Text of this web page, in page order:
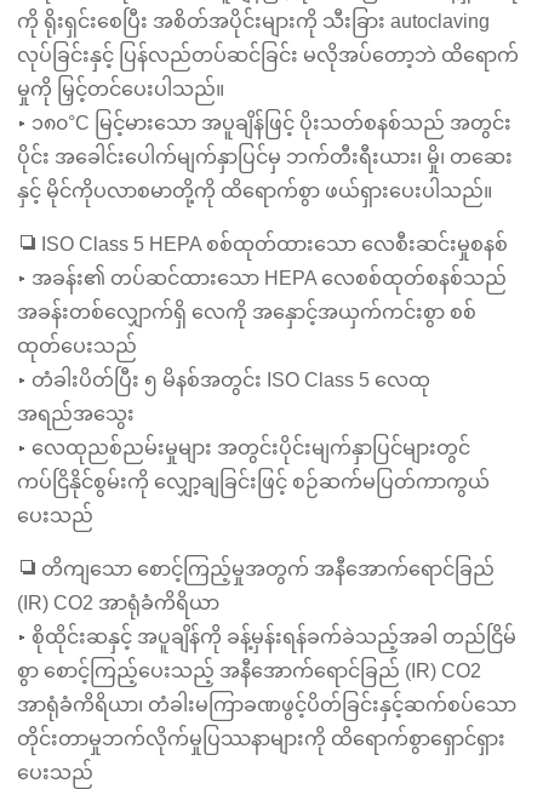
ကို ရိုးရှင်းစေပြီး အစိတ်အပိုင်းများကို သီးခြား autoclaving
လုပ်ခြင်းနှင့် ပြန်လည်တပ်ဆင်ခြင်း မလိုအပ်တော့ဘဲ ထိရောက်
မှုကို မြှင့်တင်ပေးပါသည်။
▸ ၁၈၀°C မြင့်မားသော အပူချိန်ဖြင့် ပိုးသတ်စနစ်သည် အတွင်း
ပိုင်း အခေါင်းပေါက်မျက်နှာပြင်မှ ဘက်တီးရီးယား၊ မှို၊ တဆေး
နှင့် မိုင်ကိုပလာစမာတို့ကို ထိရောက်စွာ ဖယ်ရှားပေးပါသည်။
❏ ISO Class 5 HEPA စစ်ထုတ်ထားသော လေစီးဆင်းမှုစနစ်
▸ အခန်း၏ တပ်ဆင်ထားသော HEPA လေစစ်ထုတ်စနစ်သည်
အခန်းတစ်လျှောက်ရှိ လေကို အနှောင့်အယှက်ကင်းစွာ စစ်
ထုတ်ပေးသည်
▸ တံခါးပိတ်ပြီး ၅ မိနစ်အတွင်း ISO Class 5 လေထု
အရည်အသွေး
▸ လေထုညစ်ညမ်းမှုများ အတွင်းပိုင်းမျက်နှာပြင်များတွင်
ကပ်ငြိနိုင်စွမ်းကို လျှော့ချခြင်းဖြင့် စဉ်ဆက်မပြတ်ကာကွယ်
ပေးသည်
❏ တိကျသော စောင့်ကြည့်မှုအတွက် အနီအောက်ရောင်ခြည်
(IR) CO2 အာရုံခံကိရိယာ
▸ စိုထိုင်းဆနှင့် အပူချိန်ကို ခန့်မှန်းရန်ခက်ခဲသည့်အခါ တည်ငြိမ်
စွာ စောင့်ကြည့်ပေးသည့် အနီအောက်ရောင်ခြည် (IR) CO2
အာရုံခံကိရိယာ၊ တံခါးမကြာခဏဖွင့်ပိတ်ခြင်းနှင့်ဆက်စပ်သော
တိုင်းတာမှုဘက်လိုက်မှုပြဿနာများကို ထိရောက်စွာရှောင်ရှား
ပေးသည်